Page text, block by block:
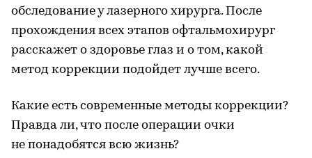
обследование у лазерного хирурга. После
прохождения всех этапов офтальмохирург
расскажет о здоровье глаз и о том, какой
метод коррекции подойдет лучше всего.
Какие есть современные методы коррекции?
Правда ли, что после операции очки
не понадобятся всю жизнь?